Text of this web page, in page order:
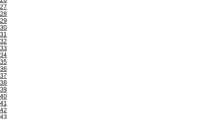
27
28
29
30
31
32
33
34
35
36
37
38
39
40
41
42
43